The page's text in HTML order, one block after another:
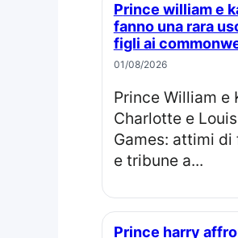
Prince william e kate middleton
fanno una rara
figli ai
01/08/2026
Prince William e Kate con George,
Charlotte e
Games: attimi
e tribune a...
Prince harry affronta la dura realtà